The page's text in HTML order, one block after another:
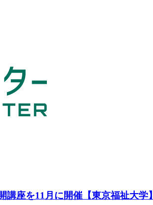
座を11月に開催【東京福祉大学】